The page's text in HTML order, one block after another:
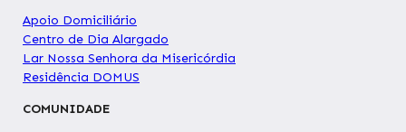
Apoio Domiciliário
Centro de Dia Alargado
Lar Nossa Senhora da Misericórdia
Residência DOMUS
COMUNIDADE